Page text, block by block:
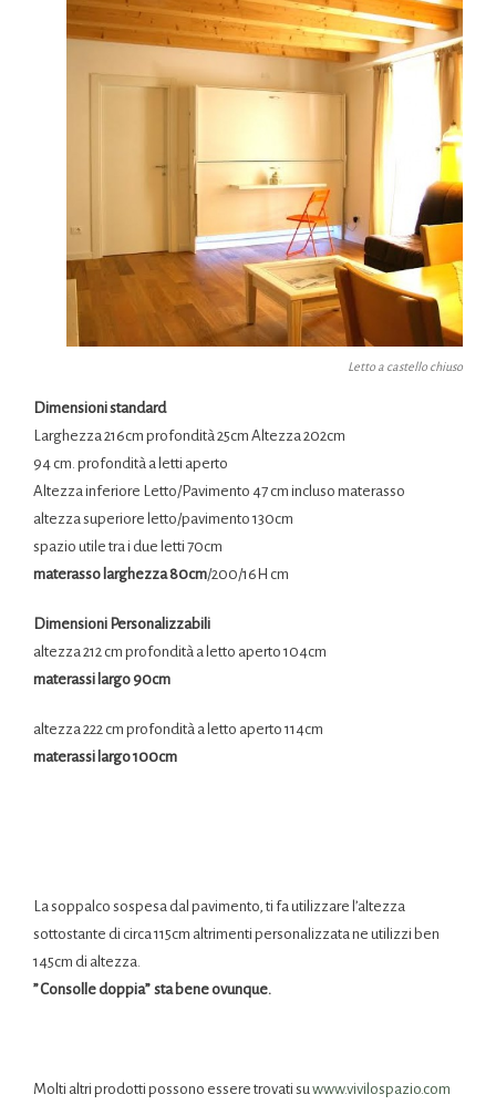
Letto a castello chiuso
Dimensioni standard
Larghezza 216cm profondità 25cm Altezza 202cm
94 cm. profondità a letti aperto
Altezza inferiore Letto/Pavimento 47 cm incluso materasso
altezza superiore letto/pavimento 130cm
spazio utile tra i due letti 70cm
materasso larghezza 80cm/200/16H cm
Dimensioni Personalizzabili
altezza 212 cm profondità a letto aperto 104cm
materassi largo 90cm
altezza 222 cm profondità a letto aperto 114cm
materassi largo 100cm
Lasoppalco sospesa dal pavimento, ti fa utilizzare l’altezza
sottostante di circa 115cm altrimenti personalizzata ne utilizzi ben
145cm di altezza.
” Consolle doppia” sta bene ovunque.
Molti altri prodotti possono essere trovati suwww.vivilospazio.com